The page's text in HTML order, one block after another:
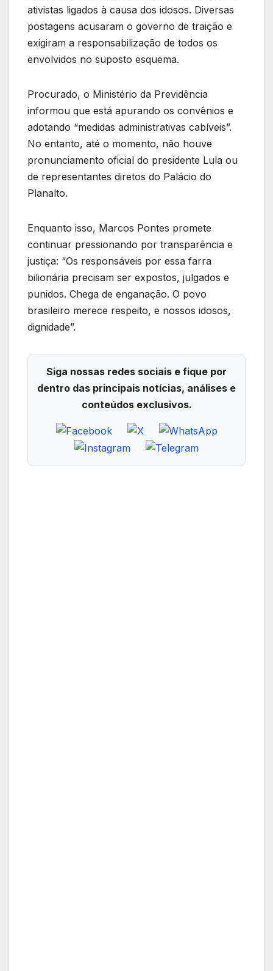
ativistas ligados à causa dos idosos. Diversas
postagens acusaram o governo de traição e
exigiram a responsabilização de todos os
envolvidos no suposto esquema.
Procurado, o Ministério da Previdência
informou que está apurando os convênios e
adotando “medidas administrativas cabíveis”.
No entanto, até o momento, não houve
pronunciamento oficial do presidente Lula ou
de representantes diretos do Palácio do
Planalto.
Enquanto isso, Marcos Pontes promete
continuar pressionando por transparência e
justiça: “Os responsáveis por essa farra
bilionária precisam ser expostos, julgados e
punidos. Chega de enganação. O povo
brasileiro merece respeito, e nossos idosos,
dignidade”.
Siga nossas redes sociais e fique por
dentro das principais notícias, análises e
conteúdos exclusivos.